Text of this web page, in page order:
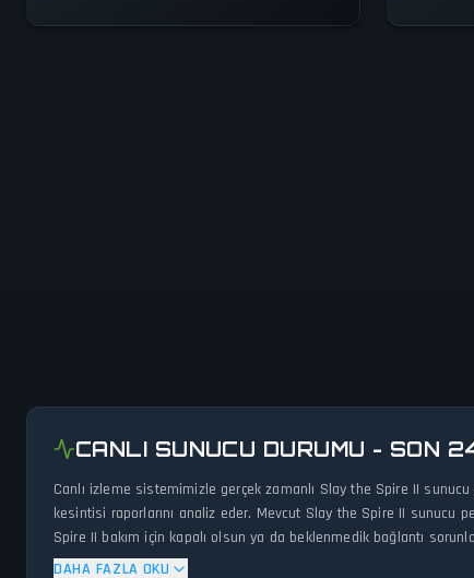
CANLI SUNUCU DURUMU - SON
Canlı izleme sistemimizle gerçek zamanlı Slay the Spire II
kesintisi raporlarını analiz eder. Mevcut Slay the Spire II sunucu
Spire II bakım için kapalı olsun ya da beklenmedik bağlantı
DAHA FAZLA OKU